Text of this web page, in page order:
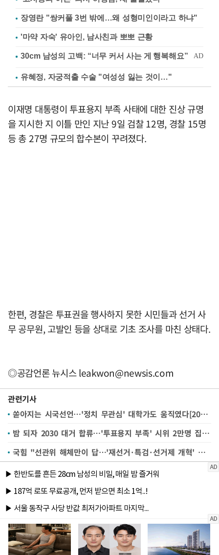
장영란 "쌍커풀 3번 밖에…왜 성형미인이라고 하냐"
'마약 자숙' 유아인, 남사친과 뽀뽀 근황
유혜정, 자궁적출 수술 "여성성 잃는 것이…"
이재명 대통령이 투표용지 부족 사태에 대한 진상 규명
을 지시한 지 이틀 만인 지난 9일 검찰 12명, 경찰 15명
등 총 27명 규모의 합수본이 꾸려졌다.
한편, 경찰은 투표권을 행사하지 못한 시민들과 선거 사
무 공무원, 고발인 등을 상대로 기초 조사를 마친 상태다.
◎공감언론 뉴시스leakwon@newsis.com
관련기사
쏟아지는 시국선언…'정치 무관심' 대학가도 움직였다[2030 시위②]
밤 되자 2030 대거 합류…'투표용지 부족' 시위 2만명 집결(종합)
국힘 "선관위 해체만이 답…'재선거·특검·선거제 개혁' 타협 없어"(종합)